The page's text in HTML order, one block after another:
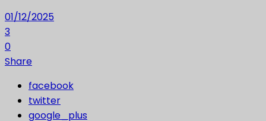
01/12/2025
3
0
Share
facebook
twitter
google_plus